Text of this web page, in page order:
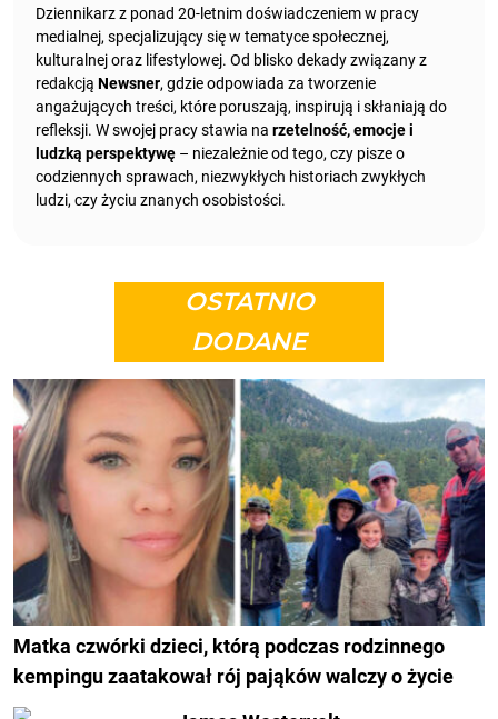
Dziennikarz z ponad 20-letnim doświadczeniem w pracy
medialnej, specjalizujący się w tematyce społecznej,
kulturalnej oraz lifestylowej. Od blisko dekady związany z
redakcją Newsner, gdzie odpowiada za tworzenie
angażujących treści, które poruszają, inspirują i skłaniają do
refleksji. W swojej pracy stawia na rzetelność, emocje i
ludzką perspektywę – niezależnie od tego, czy pisze o
codziennych sprawach, niezwykłych historiach zwykłych
ludzi, czy życiu znanych osobistości.
OSTATNIO
DODANE
Matka czwórki dzieci, którą podczas rodzinnego
kempingu zaatakował rój pająków walczy o życie